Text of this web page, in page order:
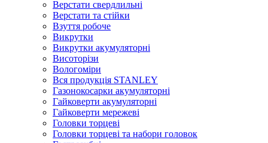
Верстати свердлильні
Верстати та стійки
Взуття робоче
Викрутки
Викрутки акумуляторні
Висоторізи
Вологоміри
Вся продукція STANLEY
Газонокосарки акумуляторні
Гайковерти акумуляторні
Гайковерти мережеві
Головки торцеві
Головки торцеві та набори головок